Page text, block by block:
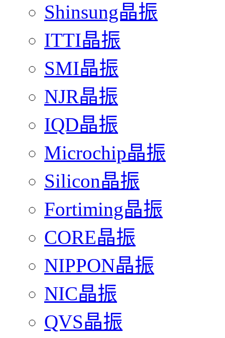
Shinsung晶振
ITTI晶振
SMI晶振
NJR晶振
IQD晶振
Microchip晶振
Silicon晶振
Fortiming晶振
CORE晶振
NIPPON晶振
NIC晶振
QVS晶振